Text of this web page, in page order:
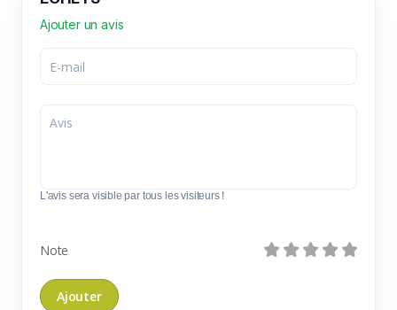
Ajouter un avis
L'avis sera visible par tous les visiteurs !
Note